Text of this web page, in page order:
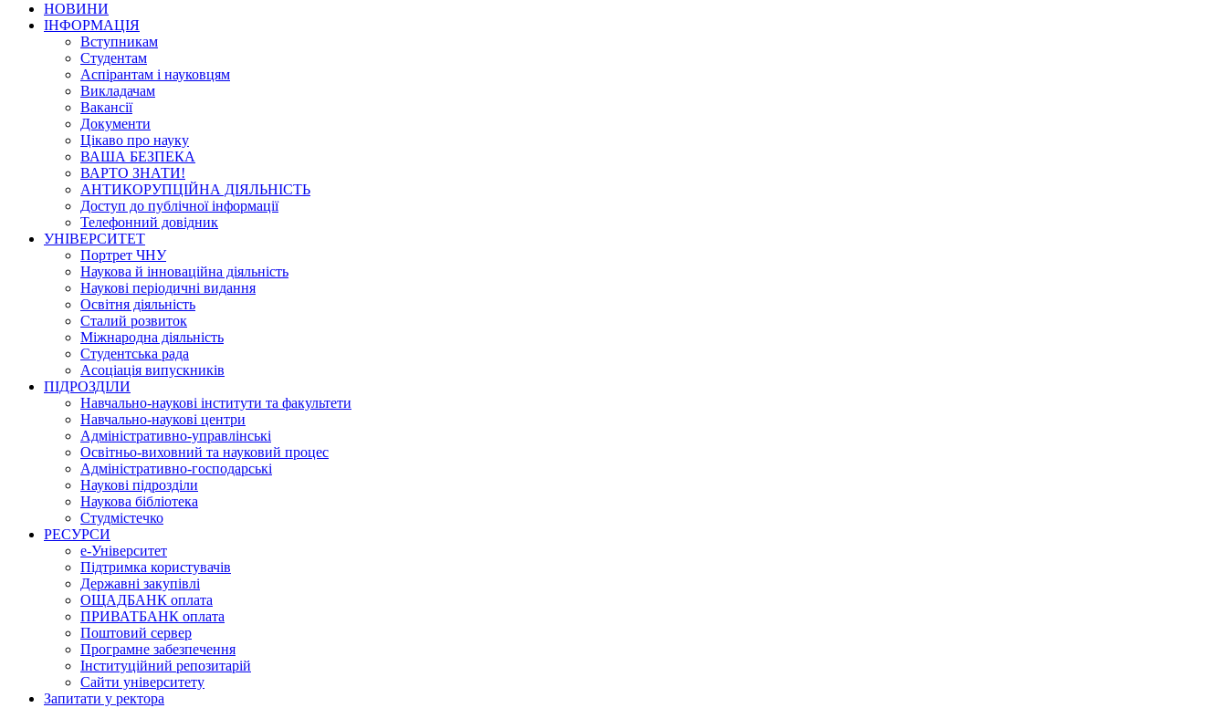
НОВИНИ
ІНФОРМАЦІЯ
Вступникам
Студентам
Аспірантам і науковцям
Викладачам
Вакансії
Документи
Цікаво про науку
ВАША БЕЗПЕКА
ВАРТО ЗНАТИ!
АНТИКОРУПЦІЙНА ДІЯЛЬНІСТЬ
Доступ до публічної інформації
Телефонний довідник
УНІВЕРСИТЕТ
Портрет ЧНУ
Наукова й інноваційна діяльність
Наукові періодичні видання
Освітня діяльність
Сталий розвиток
Міжнародна діяльність
Студентська рада
Асоціація випускників
ПІДРОЗДІЛИ
Навчально-наукові інститути та факультети
Навчально-наукові центри
Адміністративно-управлінські
Освітньо-виховний та науковий процес
Адміністративно-господарські
Наукові підрозділи
Наукова бібліотека
Студмістечко
РЕСУРСИ
е-Університет
Підтримка користувачів
Державні закупівлі
ОЩАДБАНК оплата
ПРИВАТБАНК оплата
Поштовий сервер
Програмне забезпечення
Інституційний репозитарій
Сайти університету
Запитати у ректора